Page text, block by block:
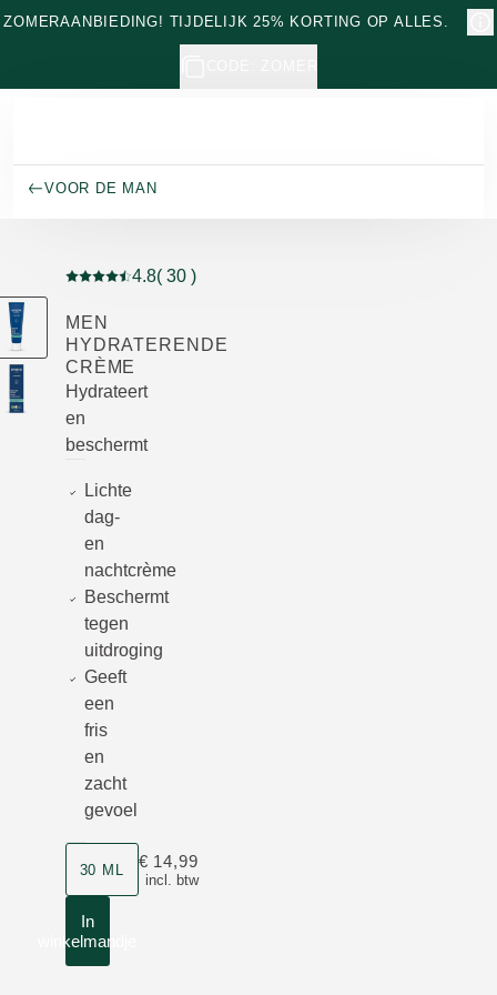
Naar hoofdinhoud gaan
ZOMERAANBIEDING! TIJDELIJK 25% KORTING OP ALLES.
VOOR DE MAN
Beoordeling: 4.8 van 5 beoordeeld door 30 personen
4.8( 30 )
MEN
HYDRATERENDE
CRÈME
Hydrateert
en
beschermt
Lichte
dag-
en
nachtcrème
Beschermt
tegen
uitdroging
Geeft
een
fris
en
zacht
gevoel
30 ML
incl. btw
€ 14,99
In
winkelmandje